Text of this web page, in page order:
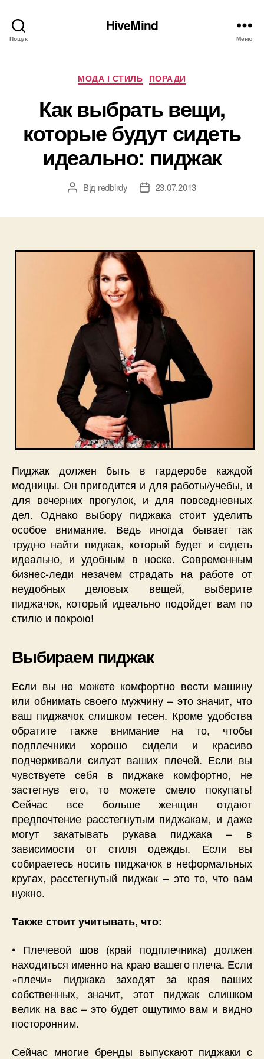
Пошук
HiveMind
Меню
Категорії
МОДА І СТИЛЬ ПОРАДИ
Как выбрать вещи,
которые будут сидеть
идеально: пиджак
Автор
Від redbirdy
Дата23.07.2013
Пиджак должен быть в гардеробе каждой
модницы. Он пригодится и для работы/учебы, и
для вечерних прогулок, и для повседневных
дел. Однако выбору пиджака стоит уделить
особое внимание. Ведь иногда бывает так
трудно найти пиджак, который будет и сидеть
идеально, и удобным в носке. Современным
бизнес-леди незачем страдать на работе от
неудобных деловых вещей, выберите
пиджачок, который идеально подойдет вам по
стилю и покрою!
Выбираем пиджак
Если вы не можете комфортно вести машину
или обнимать своего мужчину – это значит, что
ваш пиджачок слишком тесен. Кроме удобства
обратите также внимание на то, чтобы
подплечники хорошо сидели и красиво
подчеркивали силуэт ваших плечей. Если вы
чувствуете себя в пиджаке комфортно, не
застегнув его, то можете смело покупать!
Сейчас все больше женщин отдают
предпочтение расстегнутым пиджакам, и даже
могут закатывать рукава пиджака – в
зависимости от стиля одежды. Если вы
собираетесь носить пиджачок в неформальных
кругах, расстегнутый пиджак – это то, что вам
нужно.
Также стоит учитывать, что:
• Плечевой шов (край подплечника) должен
находиться именно на краю вашего плеча. Если
«плечи» пиджака заходят за края ваших
собственных, значит, этот пиджак слишком
велик на вас – это будет ощутимо вам и видно
посторонним.
Сейчас многие бренды выпускают пиджаки с